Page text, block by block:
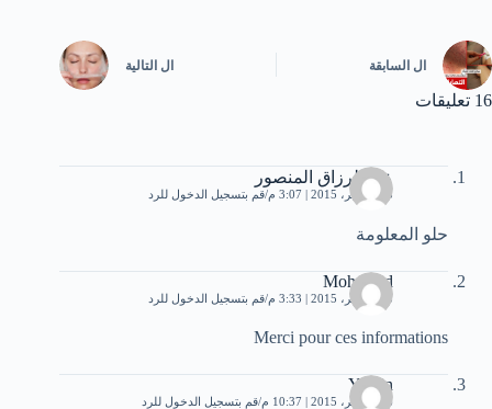
ال السابقة ال التالية
16 تعليقات
عبد الرزاق المنصور
23 نوفمبر، 2015 | 3:07 م قم بتسجيل الدخول للرد
حلو المعلومة
Mohamed
23 نوفمبر، 2015 | 3:33 م قم بتسجيل الدخول للرد
Merci pour ces informations
Yassin
26 نوفمبر، 2015 | 10:37 م قم بتسجيل الدخول للرد